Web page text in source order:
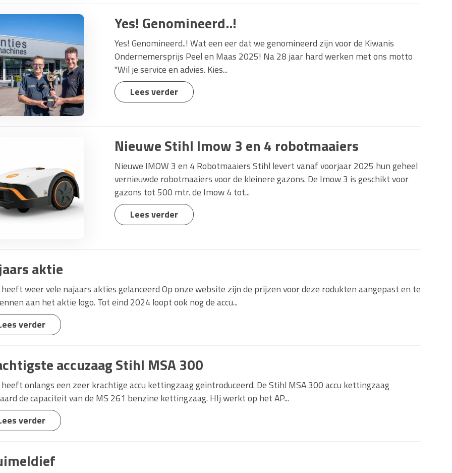
Yes! Genomineerd..!
Yes! Genomineerd..! Wat een eer dat we genomineerd zijn voor de Kiwanis
Ondernemersprijs Peel en Maas 2025! Na 28 jaar hard werken met ons motto
"Wil je service en advies. Kies...
Lees verder
Nieuwe Stihl Imow 3 en 4 robotmaaiers
Nieuwe IMOW 3 en 4 Robotmaaiers Stihl levert vanaf voorjaar 2025 hun geheel
vernieuwde robotmaaiers voor de kleinere gazons. De Imow 3 is geschikt voor
gazons tot 500 mtr. de Imow 4 tot...
Lees verder
aktie
weer vele najaars akties gelanceerd Op onze website zijn de prijzen voor deze rodukten aangepast en te
aan het aktie logo. Tot eind 2024 loopt ook nog de accu...
verder
accuzaag Stihl MSA 300
onlangs een zeer krachtige accu kettingzaag geintroduceerd. De Stihl MSA 300 accu kettingzaag
de capaciteit van de MS 261 benzine kettingzaag. HIj werkt op het AP...
verder